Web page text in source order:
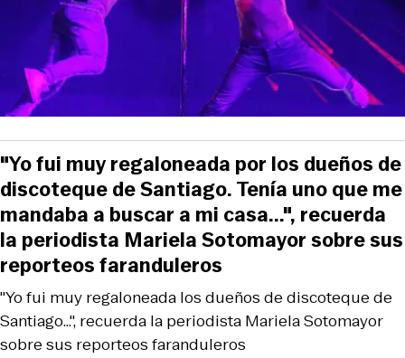
"Yo fui muy regaloneada los dueños de discoteque de
Santiago...", recuerda la periodista Mariela Sotomayor
sobre sus reporteos faranduleros
"Yo fui muy regaloneada por los dueños de
discoteque de Santiago. Tenía uno que me
mandaba a buscar a mi casa...", recuerda
la periodista Mariela Sotomayor sobre sus
reporteos faranduleros